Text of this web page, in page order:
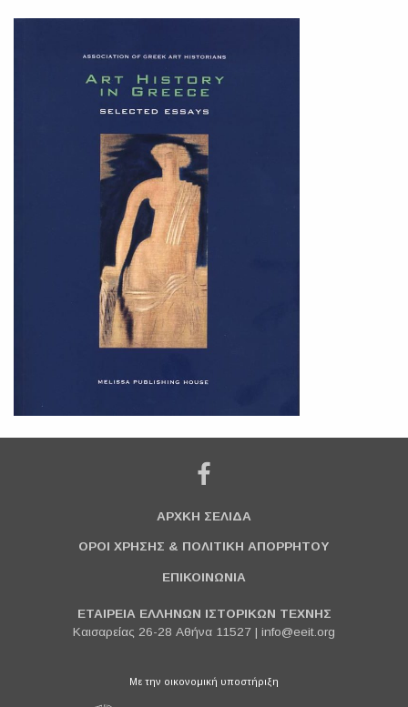
ΑΡΧΚΗ ΣΕΛΙΔΑ
ΟΡΟΙ ΧΡΗΣΗΣ & ΠΟΛΙΤΙΚΗ ΑΠΟΡΡΗΤΟΥ
ΕΠΙΚΟΙΝΩΝΙΑ
ΕΤΑΙΡΕΙΑ ΕΛΛΗΝΩΝ ΙΣΤΟΡΙΚΩΝ ΤΕΧΝΗΣ
Καισαρείας 26-28 Αθήνα 11527 | info@eeit.org
Με την οικονομική υποστήριξη